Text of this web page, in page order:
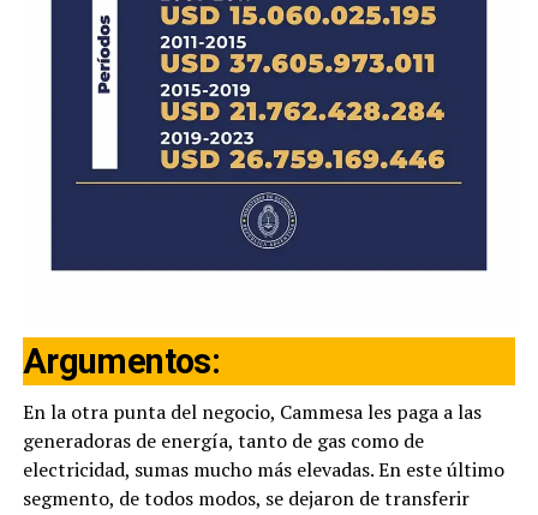
Argumentos:
En la otra punta del negocio, Cammesa les paga a las
generadoras de energía, tanto de gas como de
electricidad, sumas mucho más elevadas. En este último
segmento, de todos modos, se dejaron de transferir